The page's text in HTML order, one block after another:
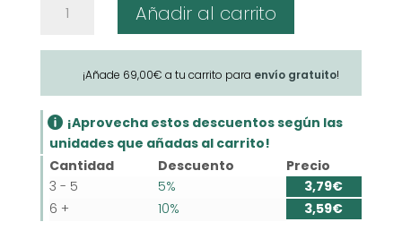
Añadir al carrito
¡Añade 69,00€ a tu carrito para envío gratuito!
¡Aprovecha estos descuentos según las
unidades que añadas al carrito!
Cantidad
Descuento
Precio
3 - 5
5% 3,79€
6 +
10% 3,59€